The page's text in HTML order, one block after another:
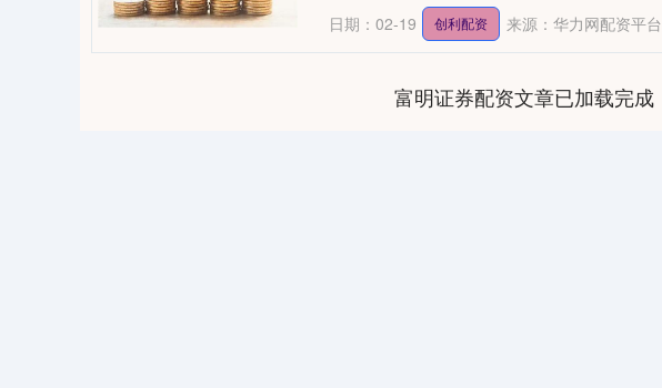
日期：02-19 创利配资 来源：华力网配资平台
富明证券配资文章已加载完成